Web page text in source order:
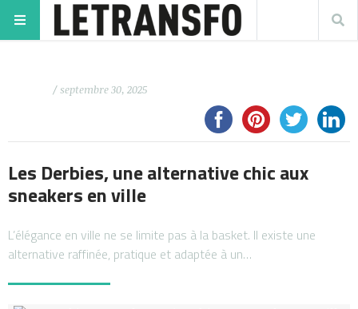
/ septembre 30, 2025
Les Derbies, une alternative chic aux
sneakers en ville
L’élégance en ville ne se limite pas à la basket. Il existe une
alternative raffinée, pratique et adaptée à un…